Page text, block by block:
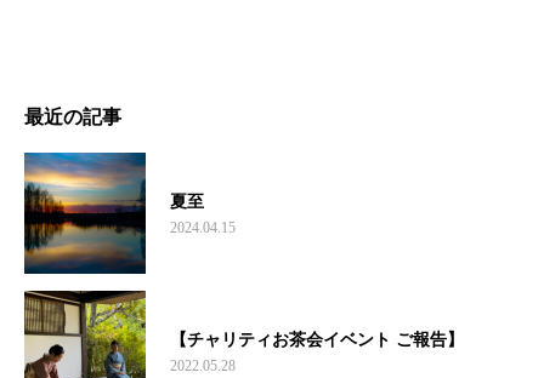
最近の記事
夏至
2024.04.15
【チャリティお茶会イベント ご報告】
2022.05.28